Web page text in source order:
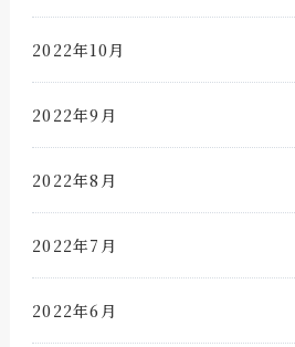
2022年10月
2022年9月
2022年8月
2022年7月
2022年6月